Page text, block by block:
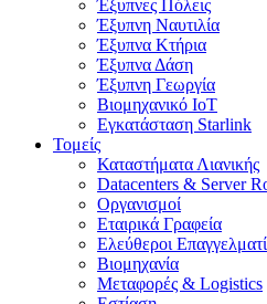
Έξυπνες Πόλεις
Έξυπνη Ναυτιλία
Έξυπνα Κτήρια
Έξυπνα Δάση
Έξυπνη Γεωργία
Βιομηχανικό IoT
Εγκατάσταση Starlink
Τομείς
Καταστήματα Λιανικής
Datacenters & Server
Οργανισμοί
Εταιρικά Γραφεία
Ελεύθεροι
Βιομηχανία
Μεταφορές & Logistics